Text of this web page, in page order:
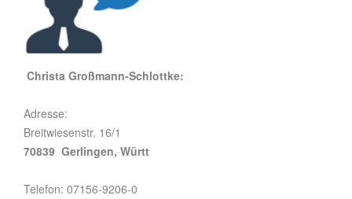
Christa Großmann-Schlottke:
Adresse:
Breitwiesenstr. 16/1
70839 Gerlingen, Württ
Telefon: 07156-9206-0